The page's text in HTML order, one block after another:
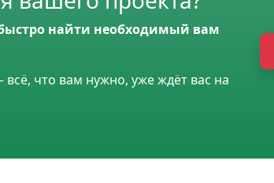
найти необходимый вам
что вам нужно, уже ждёт вас на